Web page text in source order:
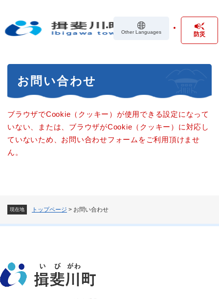
の
Other Languages 防災
現在地 トップページ > お問い合わせ
お問い合わせ
ブラウザでCookie（クッキー）が使用できる設定になって
いない、または、ブラウザがCookie（クッキー）に対応し
ていないため、お問い合わせフォームをご利用頂けませ
ん。